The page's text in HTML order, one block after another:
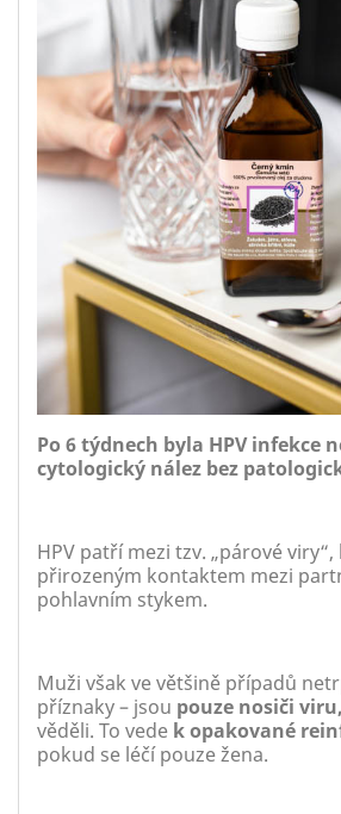
Po 6 týdnech byla HPV infekce
cytologický nález bez
HPV patří mezi tzv. „párové
přirozeným kontaktem mezi
pohlavním stykem.
Muži však ve většině případů
příznaky – jsou pouze nosiči viru,
věděli. To vede k opakované
pokud se léčí pouze žena.